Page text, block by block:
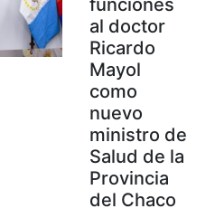
al doctor
Ricardo
Mayol
como
nuevo
ministro de
Salud de la
Provincia
del Chaco